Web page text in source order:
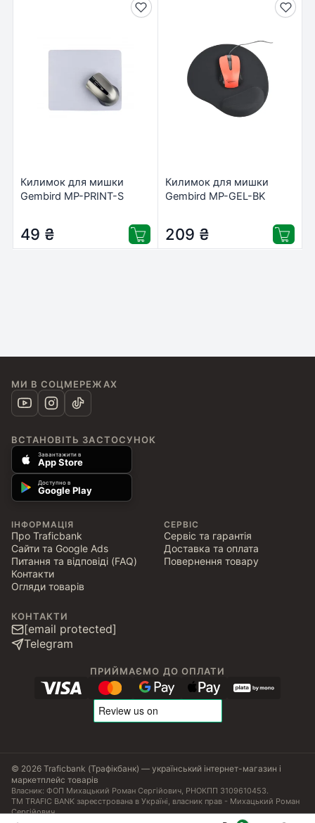
Килимок для мишки
Gembird MP-PRINT-S
49 ₴
Килимок для мишки
Gembird MP-GEL-BK
209 ₴
МИ В СОЦМЕРЕЖАХ
ВСТАНОВІТЬ ЗАСТОСУНОК
Завантажити в
App Store
Доступно в
Google Play
ІНФОРМАЦІЯ
Про Traficbank
Сайти та Google Ads
Питання та відповіді (FAQ)
Контакти
Огляди товарів
СЕРВІС
Сервіс та гарантія
Доставка та оплата
Повернення товару
КОНТАКТИ
[email protected]
Telegram
ПРИЙМАЄМО ДО ОПЛАТИ
© 2026 Traficbank (Трафікбанк) — український інтернет-магазин і
маркетплейс товарів
Власник: ФОП Михацький Роман Сергійович, РНОКПП 3109610453.
ТМ TRAFIC BANK зареєстрована в Україні, власник прав - Михацький Роман
Сергійович.